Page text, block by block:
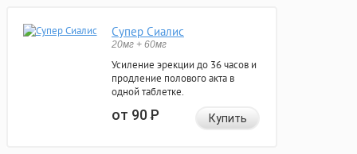
Супер Сиалис
20мг + 60мг
Усиление эрекции до 36 часов и
продление полового акта в
одной таблетке.
от 90Р Купить